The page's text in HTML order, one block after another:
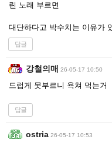
린 노래 부르면
대단하다고 박수치는 이유가
답글
강철의매 26-05-17 10:50
드럽게 못부르니 욕쳐 먹는거
답글
ostria 26-05-17 10:53